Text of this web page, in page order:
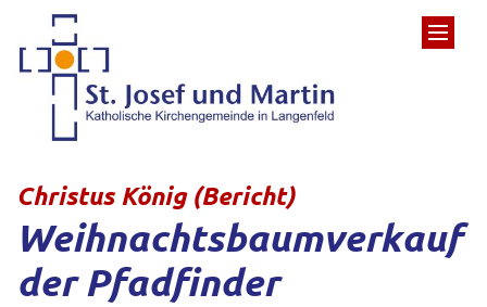
Zum Inhalt springen
Christus König (Bericht):
Weihnachtsbaumverkauf
der Pfadfinder